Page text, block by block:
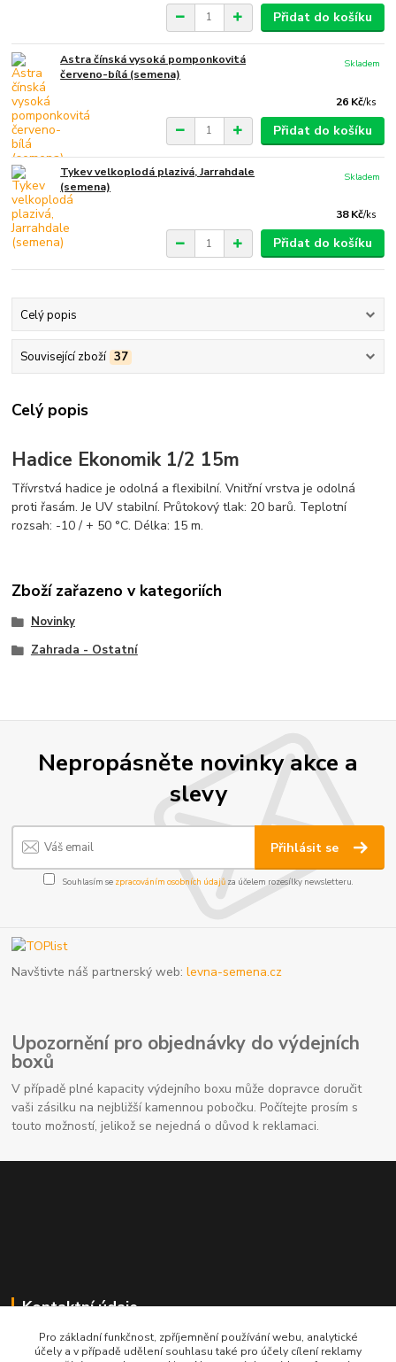
Přidat do košíku
Astra čínská vysoká pomponkovitá
červeno-bílá (semena)
26 Kč/ks
Skladem
Přidat do košíku
Tykev velkoplodá plazivá, Jarrahdale
(semena)
38 Kč/ks
Skladem
Přidat do košíku
Celý popis
Související zboží 37
Celý popis
Hadice Ekonomik 1/2 15m
Třívrstvá hadice je odolná a flexibilní. Vnitřní vrstva je odolná
proti řasám. Je UV stabilní. Průtokový tlak: 20 barů. Teplotní
rozsah: -10 / + 50 °C. Délka: 15 m.
Zboží zařazeno v kategoriích
Novinky
Zahrada - Ostatní
Nepropásněte novinky akce a
slevy
Přihlásit se
Souhlasím se zpracováním osobních údajůza účelem rozesílky newsletteru.
Navštivte náš partnerský web:levna-semena.cz
Upozornění pro objednávky do výdejních
boxů
V případě plné kapacity výdejního boxu může dopravce doručit
vaši zásilku na nejbližší kamennou pobočku. Počítejte prosím s
touto možností, jelikož se nejedná o důvod k reklamaci.
Kontaktní údaje
704691325
Pro základní funkčnost, zpříjemnění používání webu, analytické
účely a v případě udělení souhlasu také pro účely cílení reklamy